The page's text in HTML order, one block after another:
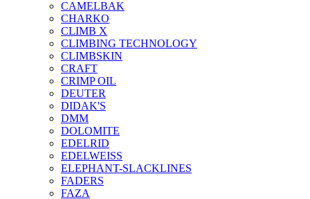
CAMELBAK
CHARKO
CLIMB X
CLIMBING TECHNOLOGY
CLIMBSKIN
CRAFT
CRIMP OIL
DEUTER
DIDAK'S
DMM
DOLOMITE
EDELRID
EDELWEISS
ELEPHANT-SLACKLINES
FADERS
FAZA